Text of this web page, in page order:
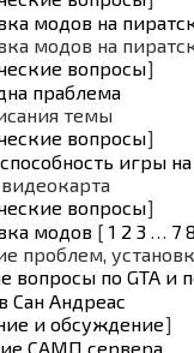
модов на
модов на
вопросы]
праблема
темы
вопросы]
игры
вопросы]
модов [ 1 2 3 … 7 8
проблем,
вопросы по GTA и
Сан Андреас
и обсуждение]
САМП сервера